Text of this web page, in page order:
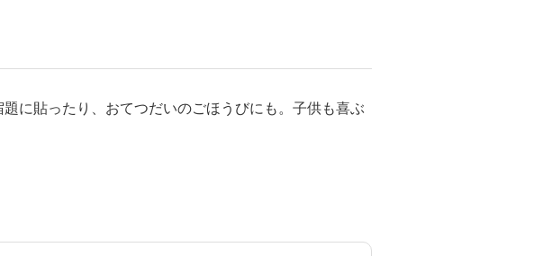
に貼ったり、おてつだいのごほうびにも。子供も喜ぶ